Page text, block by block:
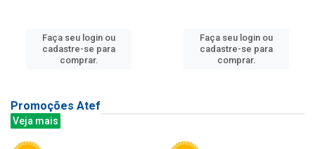
Faça seu login ou
cadastre-se para
comprar.
Faça seu login ou
cadastre-se para
comprar.
Promoções Atef
Veja mais